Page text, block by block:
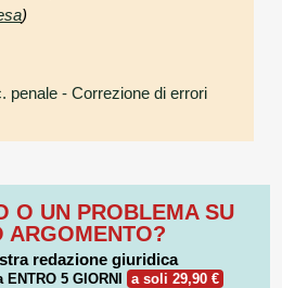
)
penale - Correzione di errori
O UN PROBLEMA SU
ARGOMENTO?
redazione giuridica
ENTRO 5 GIORNI a soli 29,90 €